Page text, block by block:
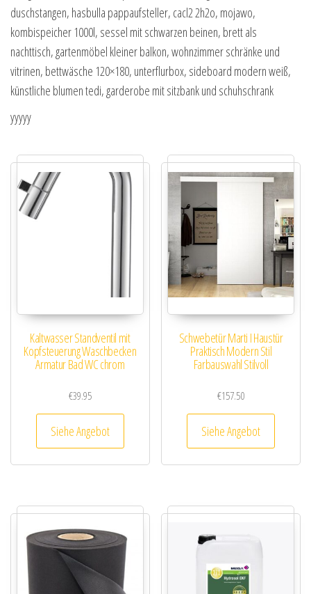
duschstangen, hasbulla pappaufsteller, cacl2 2h2o, mojawo,
kombispeicher 1000l, sessel mit schwarzen beinen, brett als
nachttisch, gartenmöbel kleiner balkon, wohnzimmer schränke und
vitrinen, bettwäsche 120×180, unterflurbox, sideboard modern weiß,
künstliche blumen tedi, garderobe mit sitzbank und schuhschrank
yyyyy
Kaltwasser Standventil mit
Kopfsteuerung Waschbecken
Armatur Bad WC chrom
€39.95
Siehe Angebot
Schwebetür Marti I Haustür
Praktisch Modern Stil
Farbauswahl Stilvoll
€157.50
Siehe Angebot